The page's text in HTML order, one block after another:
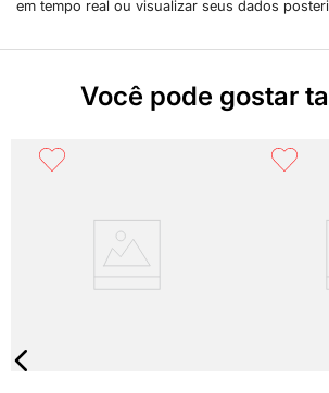
em tempo real ou visualizar seus dados
Você pode gostar